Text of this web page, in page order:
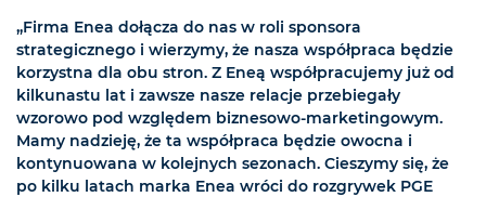
„Firma Enea dołącza do nas w roli sponsora
strategicznego i wierzymy, że nasza współpraca będzie
korzystna dla obu stron. Z Eneą współpracujemy już od
kilkunastu lat i zawsze nasze relacje przebiegały
wzorowo pod względem biznesowo-marketingowym.
Mamy nadzieję, że ta współpraca będzie owocna i
kontynuowana w kolejnych sezonach. Cieszymy się, że
po kilku latach marka Enea wróci do rozgrywek PGE